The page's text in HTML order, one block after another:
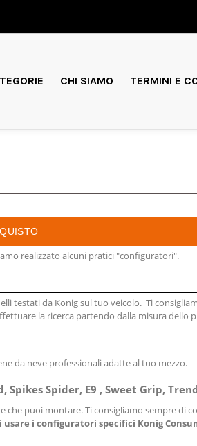
CHI SIAMO TERMINI E
realizzato alcuni pratici "configuratori".
testati da Konig sul tuo veicolo. Ti
la ricerca partendo dalla misura dello
da neve professionali adatte al tuo mezzo.
Spider, E9 , Sweet Grip,
puoi montare. Ti consigliamo sempre di
i configuratori specifici Konig